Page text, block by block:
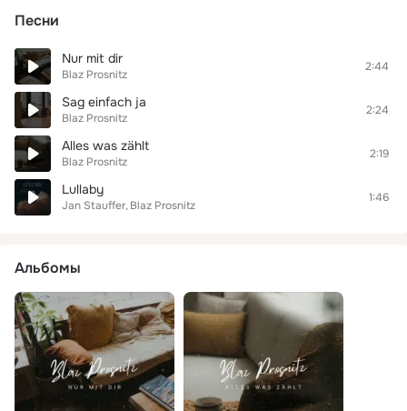
Песни
Nur mit dir
Blaz Prosnitz
2:44
Sag einfach ja
Blaz Prosnitz
2:24
Alles was zählt
Blaz Prosnitz
2:19
Lullaby
Jan Stauffer Blaz Prosnitz
1:46
Альбомы